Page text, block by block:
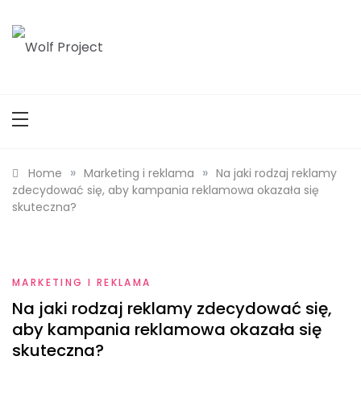
content
Home » Marketing i reklama » Na jaki rodzaj reklamy
zdecydować się, aby kampania reklamowa okazała się
skuteczna?
MARKETING I REKLAMA
Na jaki rodzaj reklamy zdecydować się,
aby kampania reklamowa okazała się
skuteczna?